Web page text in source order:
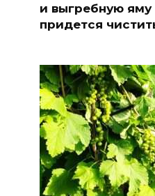
и выгребную
придется